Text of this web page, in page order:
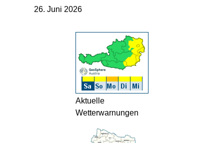
26. Juni 2026
Aktuelle
Wetterwarnungen